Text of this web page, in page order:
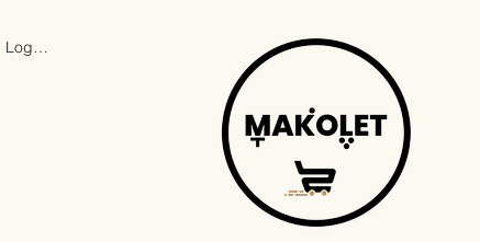
Log In